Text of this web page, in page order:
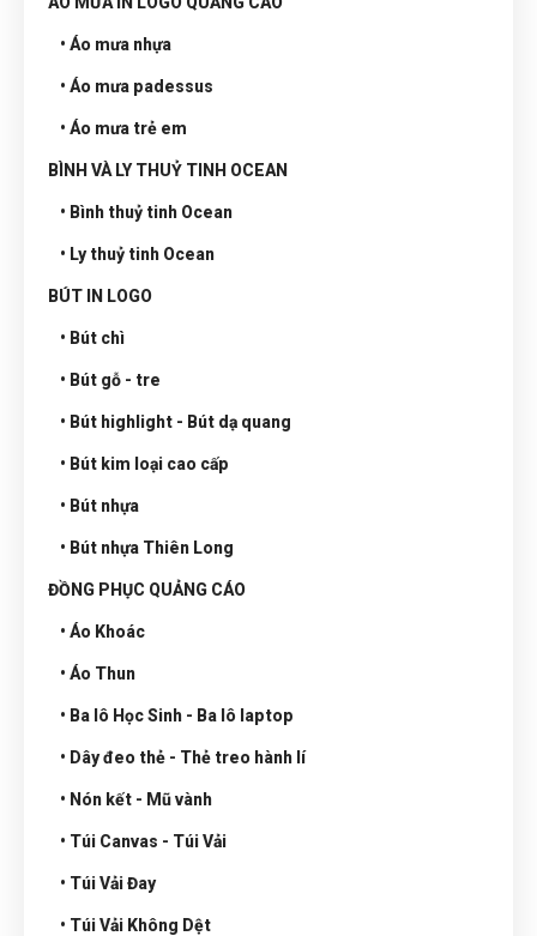
• Áo mưa nhựa
• Áo mưa padessus
• Áo mưa trẻ em
BÌNH VÀ LY THUỶ TINH OCEAN
• Bình thuỷ tinh Ocean
• Ly thuỷ tinh Ocean
BÚT IN LOGO
• Bút chì
• Bút gỗ - tre
• Bút highlight - Bút dạ quang
• Bút kim loại cao cấp
• Bút nhựa
• Bút nhựa Thiên Long
ĐỒNG PHỤC QUẢNG CÁO
• Áo Khoác
• Áo Thun
• Ba lô Học Sinh - Ba lô laptop
• Dây đeo thẻ - Thẻ treo hành lí
• Nón kết - Mũ vành
• Túi Canvas - Túi Vải
• Túi Vải Đay
• Túi Vải Không Dệt